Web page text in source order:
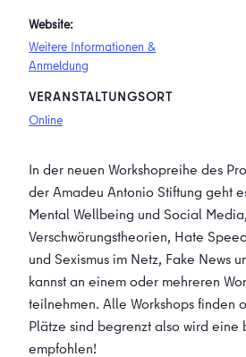
Website:
Weitere Informationen &
Anmeldung
VERANSTALTUNGSORT
Online
In der neuen Workshopreihe des
der Amadeu Antonio Stiftung geht
Mental Wellbeing und Social Media,
Verschwörungstheorien, Hate
und Sexismus im Netz, Fake News
kannst an einem oder mehreren
teilnehmen. Alle Workshops finden
Plätze sind begrenzt also wird
empfohlen!